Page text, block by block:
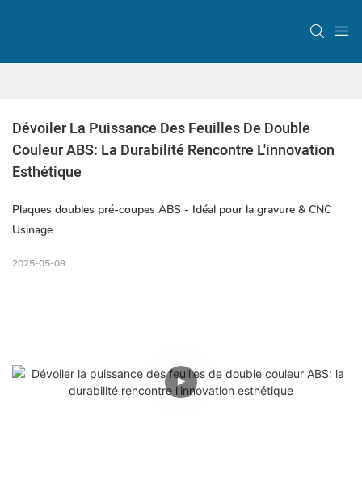
Dévoiler La Puissance Des Feuilles De Double
Couleur ABS: La Durabilité Rencontre L'innovation
Esthétique
Plaques doubles pré-coupes ABS - Idéal pour la gravure & CNC
Usinage
2025-05-09